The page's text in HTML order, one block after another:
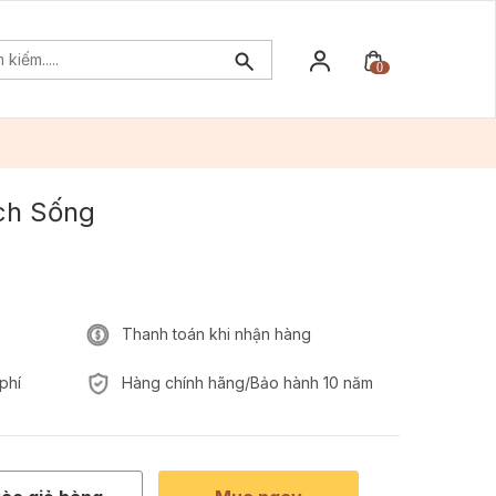
0
Sống
Thanh toán khi nhận hàng
Hàng chính hãng/Bảo hành 10 năm